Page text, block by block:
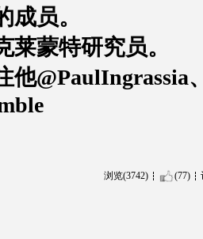
成员。
莱蒙特研究员。
他@PaulIngrassia
浏览(3742) (77)